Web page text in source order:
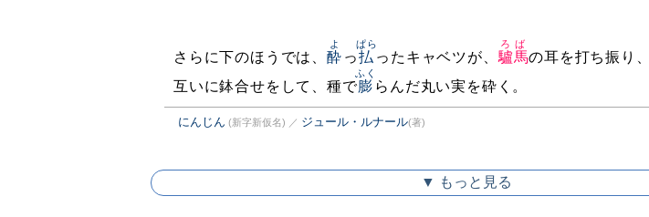
さらに下のほうでは、 酔
よ
っ 払
ぱら
ったキャベツが、 驢馬
ろば
の耳を打ち振り、
互いに鉢合せをして、種で膨
ふく
らんだ丸い実を砕く。
にんじん (新字新仮名) ／ ジュール・ルナール(著)
▼ もっと見る